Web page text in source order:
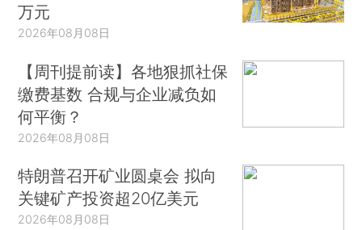
万元
2026年08月08日
【周刊提前读】各地狠抓社保
缴费基数 合规与企业减负如
何平衡？
2026年08月08日
特朗普召开矿业圆桌会 拟向
关键矿产投资超20亿美元
2026年08月08日